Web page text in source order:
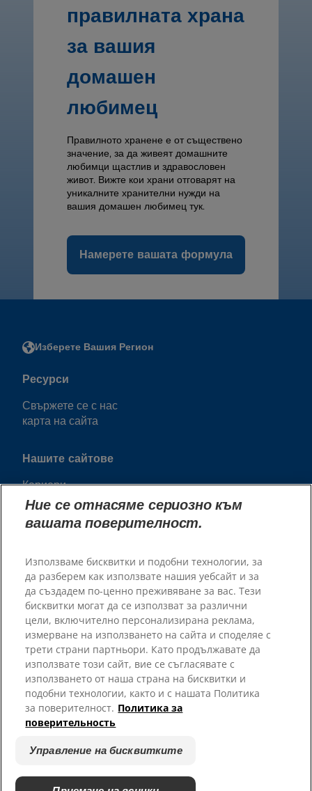
правилната храна
за вашия
домашен
любимец
Правилното хранене е от съществено
значение, за да живеят домашните
любимци щастлив и здравословен
живот. Вижте кои храни отговарят на
уникалните хранителни нужди на
вашия домашен любимец тук.
Намерете вашата формула
Изберете Вашия Регион
Ресурси
Свържете се с нас
карта на сайта
Нашите сайтове
Кариери
Пратньорски приюти
© 2025 Hill's Pet Nutrition, Inc.
Всички права запазени.
Условия за ползване
Правна и Политика за
Поверителност
Правно Изявление
Управление на бисквитките
Ние се отнасяме сериозно към
вашата поверителност.
Използваме бисквитки и подобни технологии, за
да разберем как използвате нашия уебсайт и за
да създадем по-ценно преживяване за вас. Тези
бисквитки могат да се използват за различни
цели, включително персонализирана реклама,
измерване на използването на сайта и споделяе с
трети страни партньори. Като продължавате да
използвате този сайт, вие се съгласявате с
използването от наша страна на бисквитки и
подобни технологии, както и с нашата Политика
за поверителност. Политика за
поверительность
Управление на бисквитките